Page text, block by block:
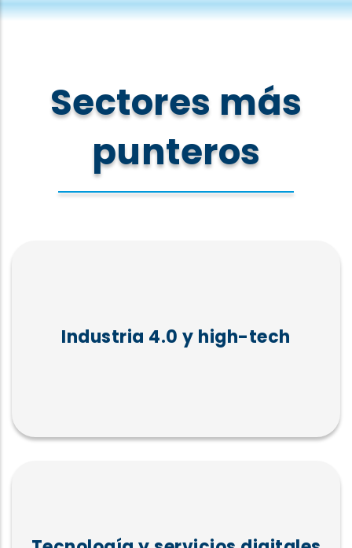
Sectores más
punteros
Industria 4.0 y high-tech